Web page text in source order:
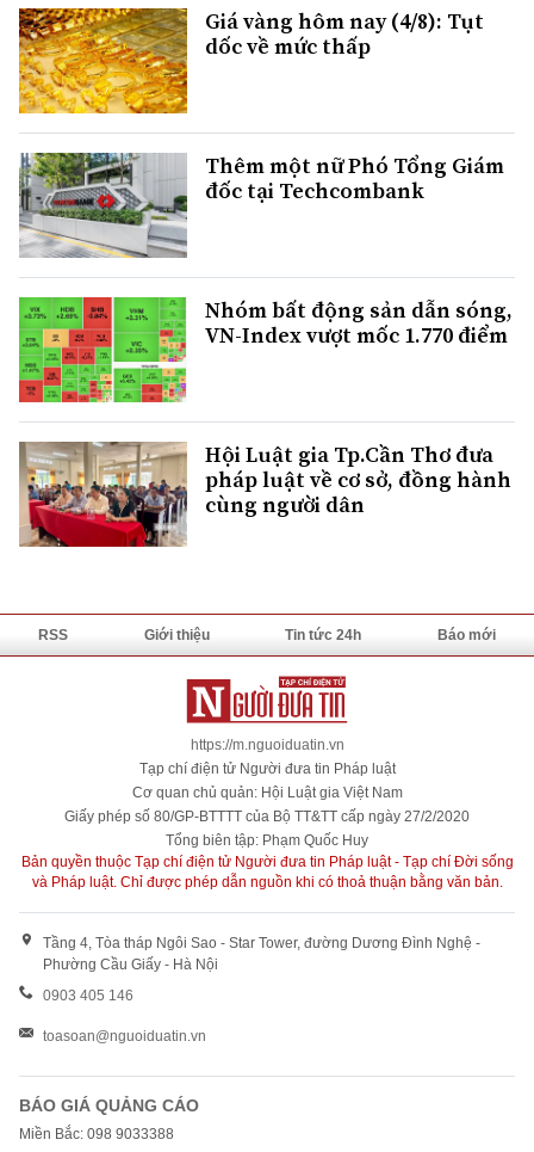
Giá vàng hôm nay (4/8): Tụt
dốc về mức thấp
Thêm một nữ Phó Tổng Giám
đốc tại Techcombank
Nhóm bất động sản dẫn sóng,
VN-Index vượt mốc 1.770 điểm
Hội Luật gia Tp.Cần Thơ đưa
pháp luật về cơ sở, đồng hành
cùng người dân
RSS Giới thiệu Tin tức 24h Báo mới
https://m.nguoiduatin.vn
Tạp chí điện tử Người đưa tin Pháp luật
Cơ quan chủ quản: Hội Luật gia Việt Nam
Giấy phép số 80/GP-BTTTT của Bộ TT&TT cấp ngày 27/2/2020
Tổng biên tập: Phạm Quốc Huy
Bản quyền thuộc Tạp chí điện tử Người đưa tin Pháp luật - Tạp chí Đời sống
và Pháp luật. Chỉ được phép dẫn nguồn khi có thoả thuận bằng văn bản.
Tầng 4, Tòa tháp Ngôi Sao - Star Tower, đường Dương Đình Nghệ -
Phường Cầu Giấy - Hà Nội
0903 405 146
toasoan@nguoiduatin.vn
BÁO GIÁ QUẢNG CÁO
Miền Bắc: 098 9033388